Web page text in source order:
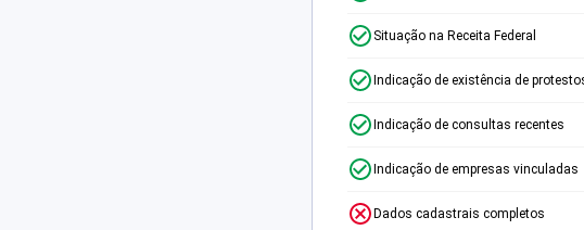
Situação na Receita Federal
Indicação de existência de
Indicação de consultas recentes
Indicação de empresas vinculadas
Dados cadastrais completos